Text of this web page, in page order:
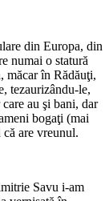
din Europa, din
numai o statură
măcar în Rădăuţi,
tezaurizându-le,
au şi bani, dar
bogaţi (mai
are vreunul.
Savu i-am